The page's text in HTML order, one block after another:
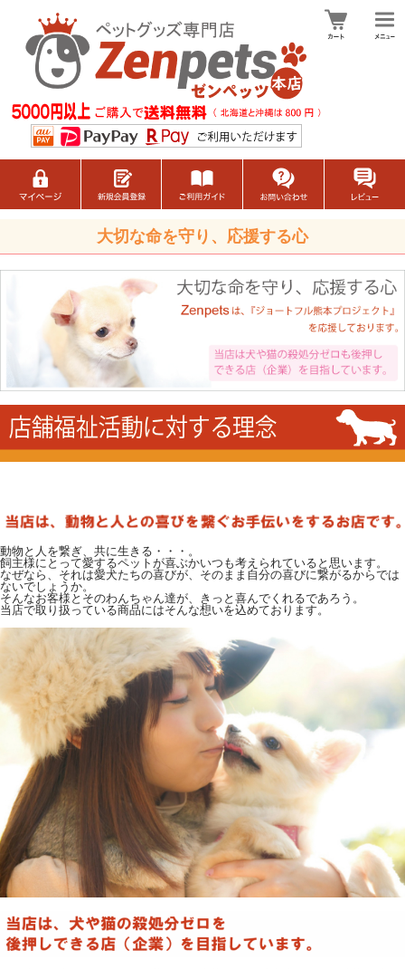
大切な命を守り、応援する心
動物と人を繋ぎ、共に生きる・・・。
飼主様にとって愛するペットが喜ぶかいつも考えられていると思います。
なぜなら、それは愛犬たちの喜びが、そのまま自分の喜びに繋がるからでは
ないでしょうか。
そんなお客様とそのわんちゃん達が、きっと喜んでくれるであろう。
当店で取り扱っている商品にはそんな想いを込めております。